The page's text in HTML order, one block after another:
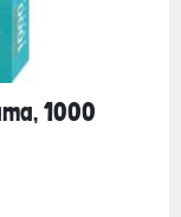
1000